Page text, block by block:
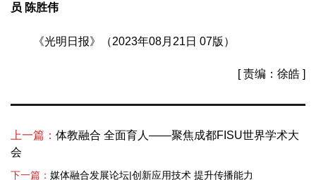
员 陈胜伟
《光明日报》（2023年08月21日 07版）
[ 责编：徐皓 ]
上一篇： 体教融合 全面育人——聚焦成都FISU世界学术大
会
下一篇： 媒体融合发展论坛|创新应用技术 提升传播能力